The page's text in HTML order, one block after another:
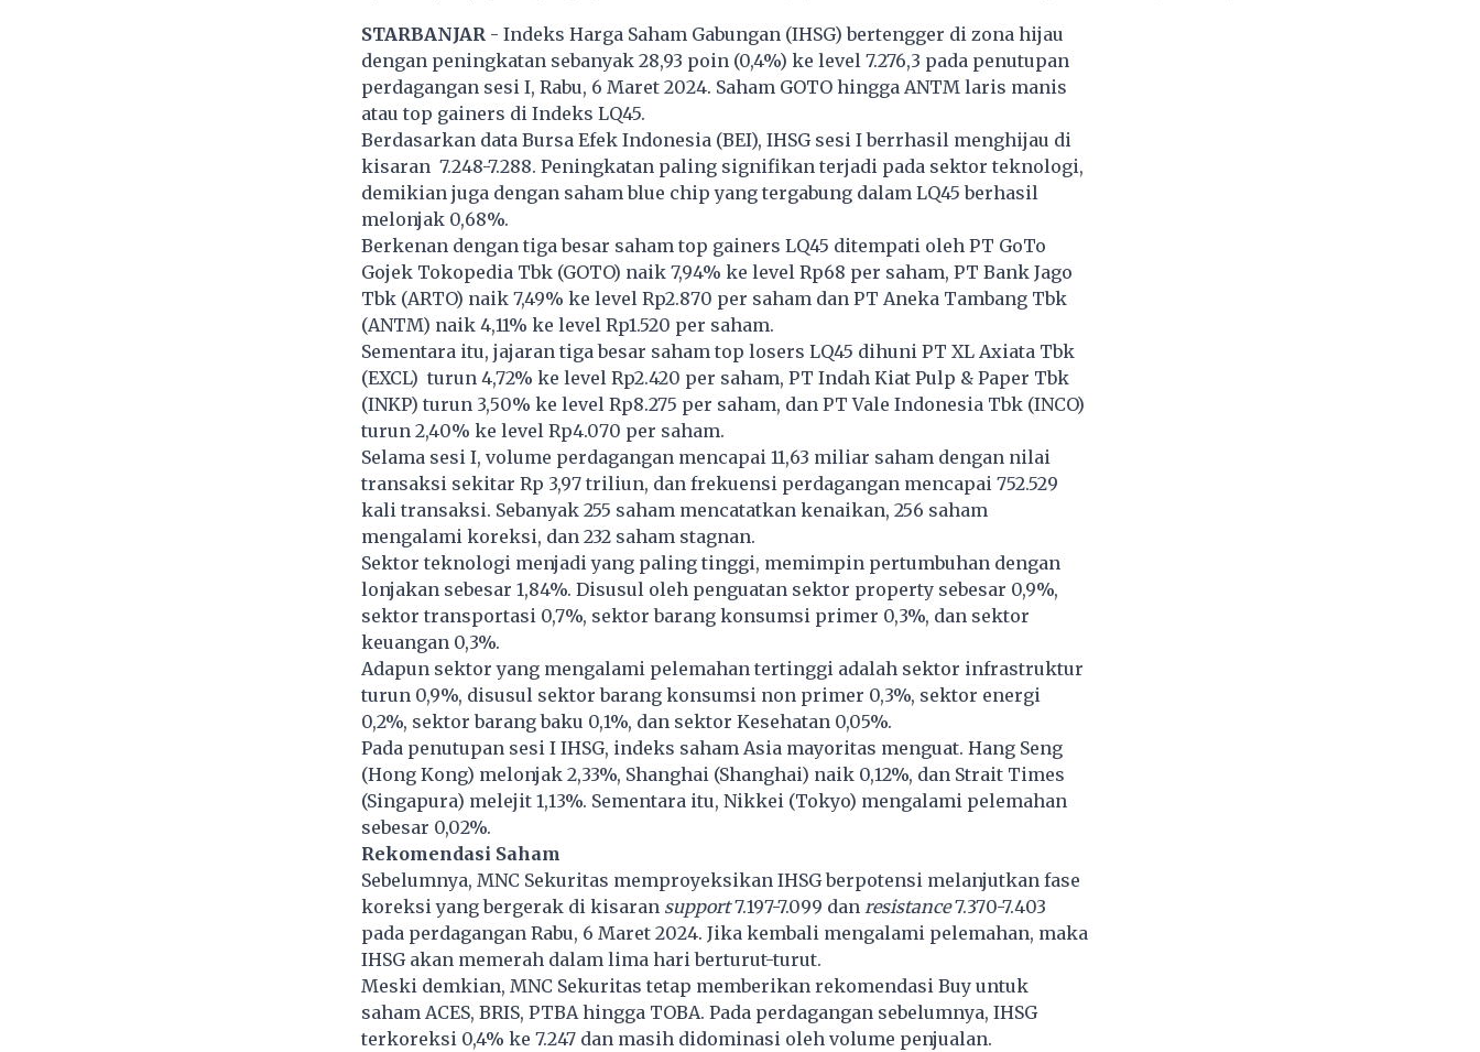
STARBANJAR- Indeks Harga Saham Gabungan (IHSG) bertengger di zona hijau
dengan peningkatan sebanyak 28,93 poin (0,4%) ke level 7.276,3 pada penutupan
perdagangan sesi I, Rabu, 6 Maret 2024. Saham GOTO hingga ANTM laris manis
atau top gainers di Indeks LQ45.
Berdasarkan data Bursa Efek Indonesia (BEI), IHSG sesi I berrhasil menghijau di
kisaran 7.248-7.288. Peningkatan paling signifikan terjadi pada sektor teknologi,
demikian juga dengan saham blue chip yang tergabung dalam LQ45 berhasil
melonjak 0,68%.
Berkenan dengan tiga besar saham top gainers LQ45 ditempati oleh PT GoTo
Gojek Tokopedia Tbk (GOTO) naik 7,94% ke level Rp68 per saham, PT Bank Jago
Tbk (ARTO) naik 7,49% ke level Rp2.870 per saham dan PT Aneka Tambang Tbk
(ANTM) naik 4,11% ke level Rp1.520 per saham.
Sementara itu, jajaran tiga besar saham top losers LQ45 dihuni PT XL Axiata Tbk
(EXCL) turun 4,72% ke level Rp2.420 per saham, PT Indah Kiat Pulp & Paper Tbk
(INKP) turun 3,50% ke level Rp8.275 per saham, dan PT Vale Indonesia Tbk (INCO)
turun 2,40% ke level Rp4.070 per saham.
Selama sesi I, volume perdagangan mencapai 11,63 miliar saham dengan nilai
transaksi sekitar Rp 3,97 triliun, dan frekuensi perdagangan mencapai 752.529
kali transaksi. Sebanyak 255 saham mencatatkan kenaikan, 256 saham
mengalami koreksi, dan 232 saham stagnan.
Sektor teknologi menjadi yang paling tinggi, memimpin pertumbuhan dengan
lonjakan sebesar 1,84%. Disusul oleh penguatan sektor property sebesar 0,9%,
sektor transportasi 0,7%, sektor barang konsumsi primer 0,3%, dan sektor
keuangan 0,3%.
Adapun sektor yang mengalami pelemahan tertinggi adalah sektor infrastruktur
turun 0,9%, disusul sektor barang konsumsi non primer 0,3%, sektor energi
0,2%, sektor barang baku 0,1%, dan sektor Kesehatan 0,05%.
Pada penutupan sesi I IHSG, indeks saham Asia mayoritas menguat. Hang Seng
(Hong Kong) melonjak 2,33%, Shanghai (Shanghai) naik 0,12%, dan Strait Times
(Singapura) melejit 1,13%. Sementara itu, Nikkei (Tokyo) mengalami pelemahan
sebesar 0,02%.
Rekomendasi Saham
Sebelumnya, MNC Sekuritas memproyeksikan IHSG berpotensi melanjutkan fase
koreksi yang bergerak di kisaran support7.197-7.099 dan resistance7.370-7.403
pada perdagangan Rabu, 6 Maret 2024. Jika kembali mengalami pelemahan, maka
IHSG akan memerah dalam lima hari berturut-turut.
Meski demkian, MNC Sekuritas tetap memberikan rekomendasi Buy untuk
saham ACES, BRIS, PTBA hingga TOBA. Pada perdagangan sebelumnya, IHSG
terkoreksi 0,4% ke 7.247 dan masih didominasi oleh volume penjualan.